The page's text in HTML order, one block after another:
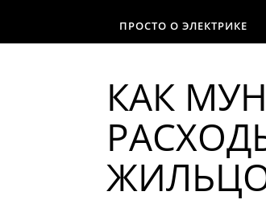
ПРОСТО О ЭЛЕКТРИКЕ
КАК